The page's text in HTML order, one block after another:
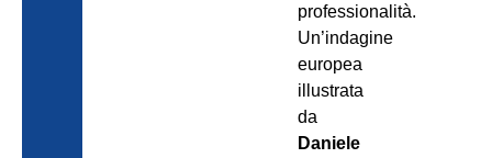
professionalità.
Un’indagine
europea
illustrata
da
Daniele